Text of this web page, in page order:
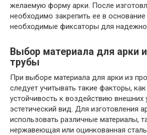
желаемую форму арки. После
необходимо закрепить ее в основание
необходимые фиксаторы для
Выбор материала для арки
трубы
При выборе материала для арки из
следует учитывать такие факторы,
устойчивость к воздействию внешних
эстетический вид. Для изготовления
использовать различные материалы,
нержавеющая или оцинкованная